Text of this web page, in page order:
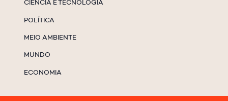
CIÊNCIA E TECNOLOGIA
POLÍTICA
MEIO AMBIENTE
MUNDO
ECONOMIA